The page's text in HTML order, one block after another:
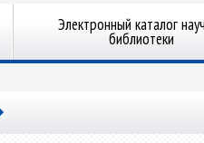
Электронный каталог
библиотеки